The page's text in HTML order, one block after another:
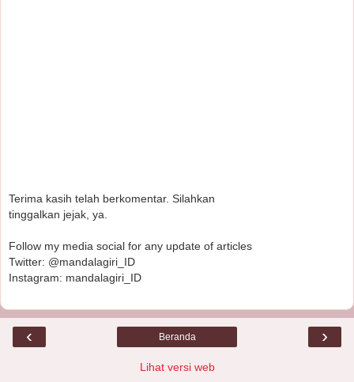
Terima kasih telah berkomentar. Silahkan
tinggalkan jejak, ya.
Follow my media social for any update of articles
Twitter: @mandalagiri_ID
Instagram: mandalagiri_ID
‹ ›
Beranda
Lihat versi web